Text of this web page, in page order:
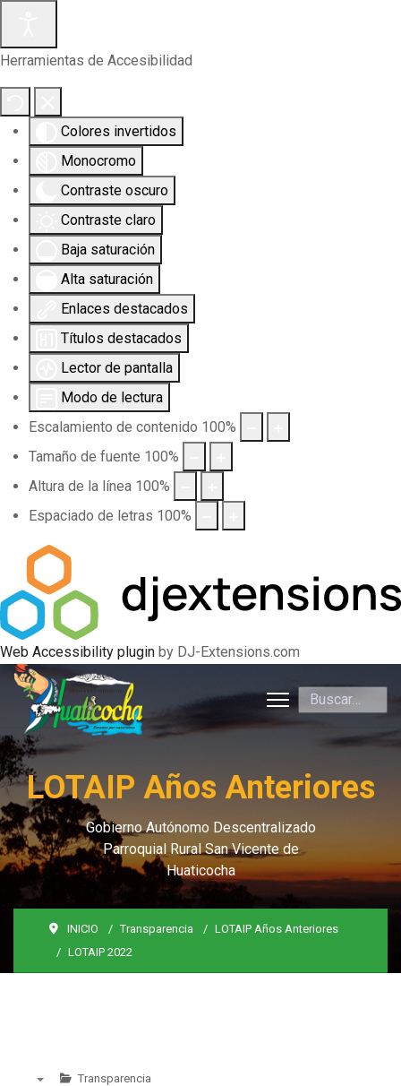
Herramientas de Accesibilidad
Colores invertidos
Monocromo
Contraste oscuro
Contraste claro
Baja saturación
Alta saturación
Enlaces destacados
Títulos destacados
Lector de pantalla
Modo de lectura
Escalamiento de contenido 100%
Tamaño de fuente 100%
Altura de la línea 100%
Espaciado de letras 100%
Web Accessibility plugin by DJ-Extensions.com
Buscar
LOTAIP Años Anteriores
Gobierno Autónomo Descentralizado
Parroquial Rural San Vicente de
Huaticocha
INICIO Transparencia
LOTAIP Años Anteriores
LOTAIP 2022
Transparencia